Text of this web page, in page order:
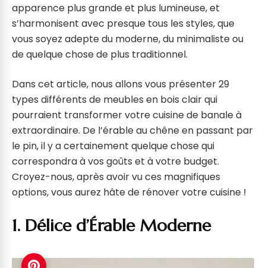
apparence plus grande et plus lumineuse, et
s’harmonisent avec presque tous les styles, que
vous soyez adepte du moderne, du minimaliste ou
de quelque chose de plus traditionnel.
Dans cet article, nous allons vous présenter 29
types différents de meubles en bois clair qui
pourraient transformer votre cuisine de banale à
extraordinaire. De l’érable au chêne en passant par
le pin, il y a certainement quelque chose qui
correspondra à vos goûts et à votre budget.
Croyez-nous, après avoir vu ces magnifiques
options, vous aurez hâte de rénover votre cuisine !
1. Délice d’Érable Moderne